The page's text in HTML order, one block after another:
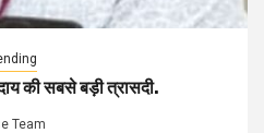
सबसे बड़ी त्रासदी.
Team